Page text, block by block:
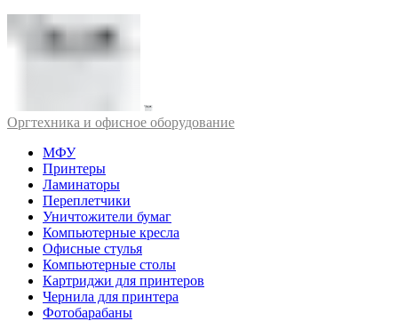
Оргтехника и офисное оборудование
МФУ
Принтеры
Ламинаторы
Переплетчики
Уничтожители бумаг
Компьютерные кресла
Офисные стулья
Компьютерные столы
Картриджи для принтеров
Чернила для принтера
Фотобарабаны